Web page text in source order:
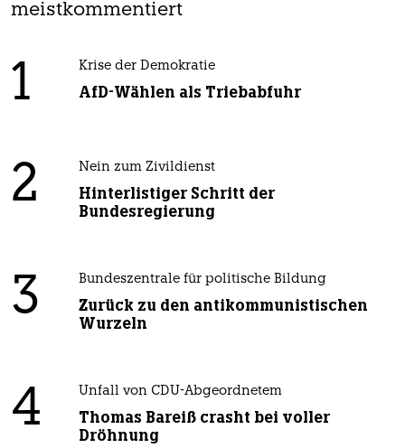
meistkommentiert
1 Krise der Demokratie
AfD-Wählen als Triebabfuhr
2 Nein zum Zivildienst
Hinterlistiger Schritt der
Bundesregierung
3 Bundeszentrale für politische Bildung
Zurück zu den antikommunistischen
Wurzeln
4 Unfall von CDU-Abgeordnetem
Thomas Bareiß crasht bei voller
Dröhnung